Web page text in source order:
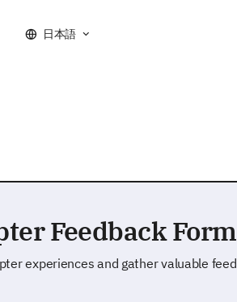
日本語
Feedback
experiences and gather valuable